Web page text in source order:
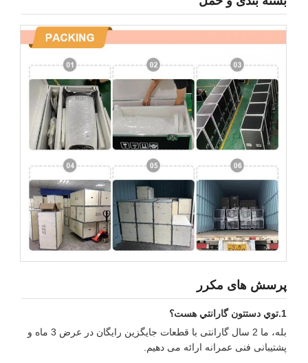
پرسش های مکرر
1.توي دستتون گارانتي هست؟
بله، ما 2 سال گارانتی با قطعات جایگزین رایگان در عرض 3 ماه و
پشتیبانی فنی عمرانه ارائه می دهیم.